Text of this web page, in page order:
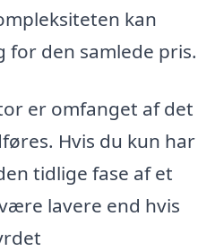
kan
for den samlede pris.
er omfanget af det
Hvis du kun har
tidlige fase af et
lavere end hvis